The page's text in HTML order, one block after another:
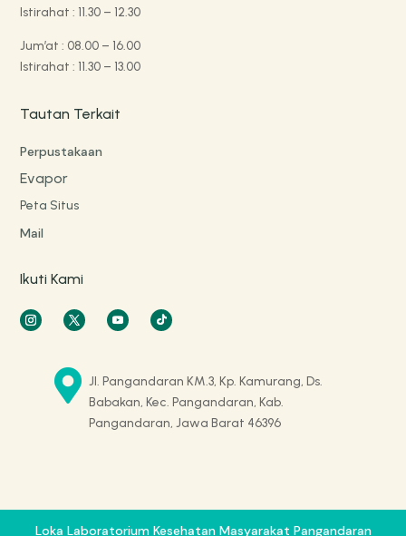
Istirahat : 11.30 – 12.30
Jum’at : 08.00 – 16.00
Istirahat : 11.30 – 13.00
Tautan Terkait
Perpustakaan
Evapor
Peta Situs
Mail
Ikuti Kami
 Jl. Pangandaran KM.3, Kp. Kamurang, Ds.
Babakan, Kec. Pangandaran, Kab.
Pangandaran, Jawa Barat 46396
Loka Laboratorium Kesehatan Masyarakat Pangandaran